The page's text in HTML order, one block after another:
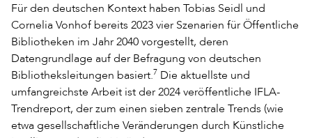
Für den deutschen Kontext haben Tobias Seidl und
Cornelia Vonhof bereits 2023 vier Szenarien für Öffentliche
Bibliotheken im Jahr 2040 vorgestellt, deren
Datengrundlage auf der Befragung von deutschen
Bibliotheksleitungen basiert.7 Die aktuellste und
umfangreichste Arbeit ist der 2024 veröffentliche IFLA-
Trendreport, der zum einen sieben zentrale Trends (wie
etwa gesellschaftliche Veränderungen durch Künstliche